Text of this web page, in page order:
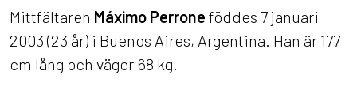
Mittfältaren Máximo Perrone föddes 7 januari
2003 (23 år) i Buenos Aires, Argentina. Han är 177
cm lång och väger 68 kg.